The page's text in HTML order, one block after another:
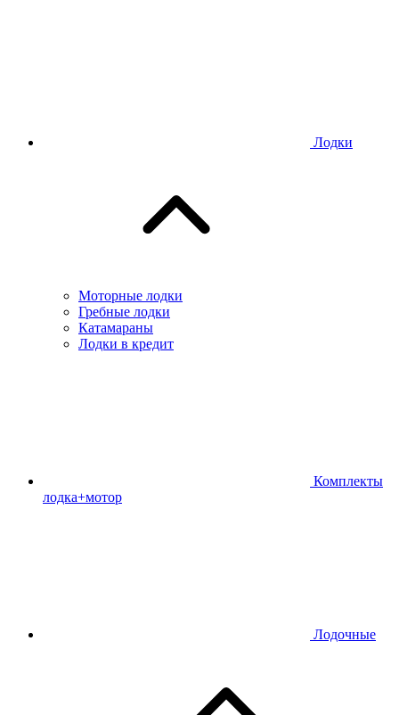
Лодки
Моторные лодки
Гребные лодки
Катамараны
Лодки в кредит
Комплекты
лодка+мотор
Лодочные